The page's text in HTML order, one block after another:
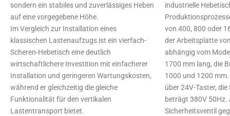
sondern ein stabiles und zuverlässiges Heben
auf eine vorgegebene Höhe.
Im Vergleich zur Installation eines
klassischen Lastenaufzugs ist ein vierfach-
Scheren-Hebetisch eine deutlich
wirtschaftlichere Investition mit einfacherer
Installation und geringeren Wartungskosten,
während er gleichzeitig die gleiche
Funktionalität für den vertikalen
Lastentransport bietet.
industrielle
von 400, 800 oder
der Arbeitsplatte
abhängig vom
1700 mm lang, die
1000 und 1200
über 24V-Taster,
beträgt 380V
Sicherheitsventil